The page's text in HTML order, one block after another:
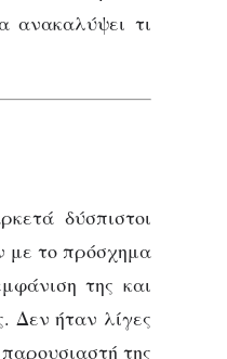
ανακαλύψει τι
δύσπιστοι
με το πρόσχημα
της και
Δεν ήταν λίγες
της